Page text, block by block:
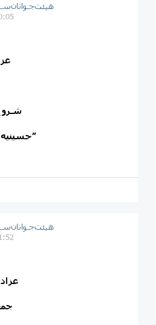
حسینیه‌جوانان‌سیدالشهداء”ع”